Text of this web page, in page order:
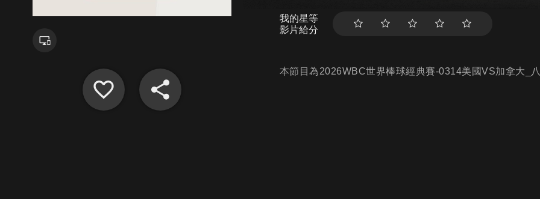
我的星等
影片給分
本節目為2026WBC世界棒球經典賽-0314美國VS加拿大_